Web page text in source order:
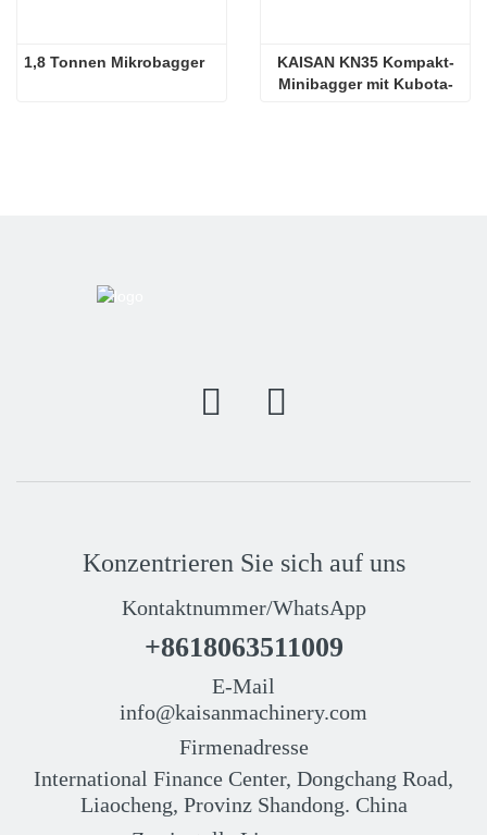
1,8 Tonnen Mikrobagger
KAISAN KN35 Kompakt-
Minibagger mit Kubota-
Konzentrieren Sie sich auf uns
Kontaktnummer/WhatsApp
+8618063511009
E-Mail
info@kaisanmachinery.com
Firmenadresse
International Finance Center, Dongchang Road,
Liaocheng, Provinz Shandong. China